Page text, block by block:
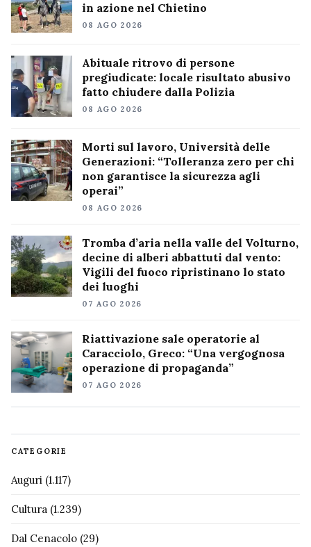
in azione nel Chietino
08 AGO 2026
Abituale ritrovo di persone
pregiudicate: locale risultato abusivo
fatto chiudere dalla Polizia
08 AGO 2026
Morti sul lavoro, Università delle
Generazioni: “Tolleranza zero per chi
non garantisce la sicurezza agli
operai”
08 AGO 2026
Tromba d’aria nella valle del Volturno,
decine di alberi abbattuti dal vento:
Vigili del fuoco ripristinano lo stato
dei luoghi
07 AGO 2026
Riattivazione sale operatorie al
Caracciolo, Greco: “Una vergognosa
operazione di propaganda”
07 AGO 2026
CATEGORIE
Auguri (1.117)
Cultura (1.239)
Dal Cenacolo (29)